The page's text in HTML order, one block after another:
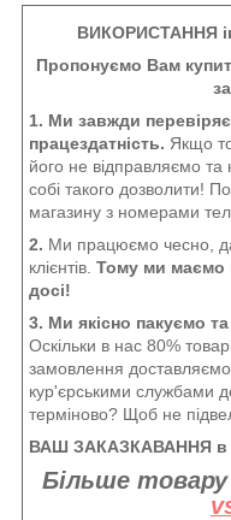
ВИКОРИСТАННЯ
Пропонуємо Вам
1. Ми завжди
працездатність. Якщо
його не відправляємо
собі такого дозволити!
магазину з номерами
2. Ми працюємо чесно,
клієнтів. Тому ми маємо
досі!
3. Ми якісно пакуємо
Оскільки в нас 80%
замовлення
кур'єрськими службами
терміново? Щоб не
ВАШ ЗАКАЗКАВАННЯ в
Більше товару